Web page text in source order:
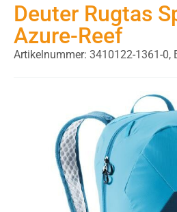
Deuter Rugtas
Azure-Reef
Artikelnummer: 3410122-1361-0,